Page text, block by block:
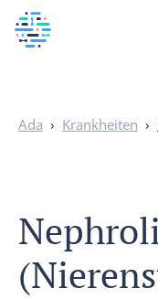
Medizinische
Ada › Krankheiten ›